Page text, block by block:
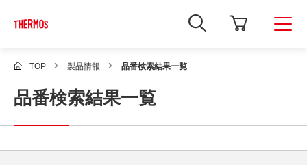
新
し
サ
ト
TOP 製品情報 品番検索結果一覧
品番検索結果一覧